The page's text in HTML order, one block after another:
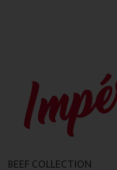
BEEF COLLECTION